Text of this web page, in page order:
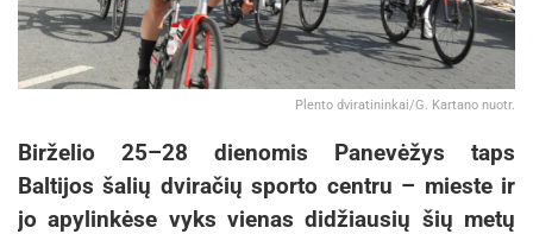
Plento dviratininkai/G. Kartano nuotr.
Birželio 25–28 dienomis Panevėžys taps
Baltijos šalių dviračių sporto centru – mieste ir
jo apylinkėse vyks vienas didžiausių šių metų